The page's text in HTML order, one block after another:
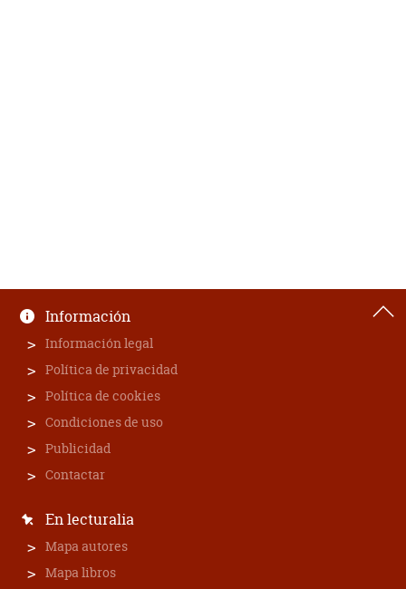
Información
Información legal
Política de privacidad
Política de cookies
Condiciones de uso
Publicidad
Contactar
En lecturalia
Mapa autores
Mapa libros